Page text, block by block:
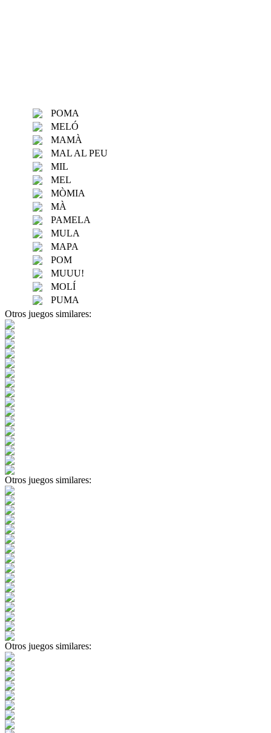
POMA
MELÓ
MAMÀ
MAL AL PEU
MIL
MEL
MÒMIA
MÀ
PAMELA
MULA
MAPA
POM
MUUU!
MOLÍ
PUMA
Otros juegos similares:
Otros juegos similares:
Otros juegos similares: